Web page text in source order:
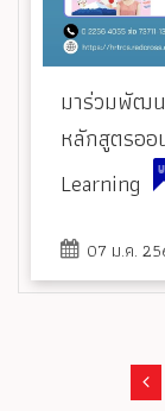
มาร่วมพัฒ
หลักสูตรอ
Learning
07 ม.ค.